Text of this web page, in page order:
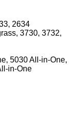
2634
3730, 3732,
5030 All-in-One,
in-One